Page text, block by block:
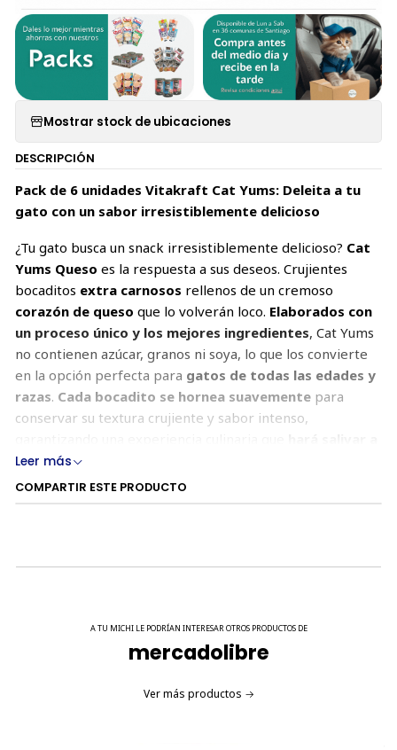
Mostrar stock de ubicaciones
DESCRIPCIÓN
Pack de 6 unidades Vitakraft Cat Yums: Deleita a tu
gato con un sabor irresistiblemente delicioso
¿Tu gato busca un snack irresistiblemente delicioso? Cat
Yums Queso es la respuesta a sus deseos. Crujientes
bocaditos extra carnosos rellenos de un cremoso
corazón de queso que lo volverán loco. Elaborados con
un proceso único y los mejores ingredientes, Cat Yums
no contienen azúcar, granos ni soya, lo que los convierte
en la opción perfecta para gatos de todas las edades y
razas. Cada bocadito se hornea suavementepara
conservar su textura crujiente y sabor intenso,
tu felino.
Packs disponibles:
Leer más
COMPARTIR ESTE PRODUCTO
A TU MICHI LE PODRÍAN INTERESAR OTROS PRODUCTOS DE
mercadolibre
Ver más productos